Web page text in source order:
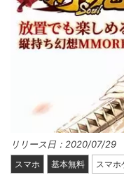
リリース日：2020/07/29
スマホ 基本無料 スマホ